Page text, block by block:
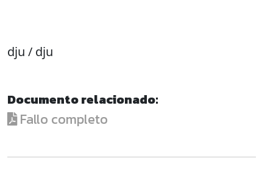
dju / dju
Documento relacionado:
Fallo completo